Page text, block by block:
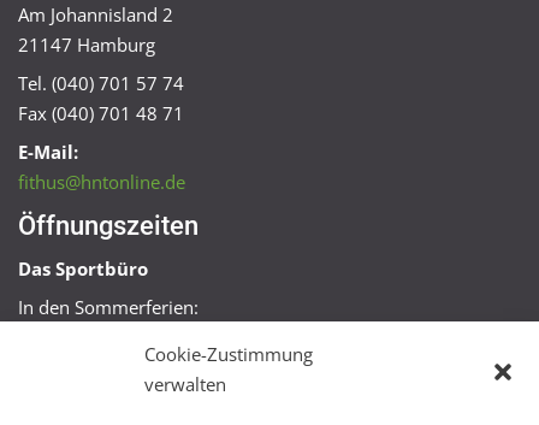
Cookie-Zustimmung
verwalten
Am Johannisland 2
21147 Hamburg
Tel. (040) 701 57 74
Fax (040) 701 48 71
E-Mail:
fithus@hntonline.de
Öffnungszeiten
Das Sportbüro
In den Sommerferien:
Mo + Mi 16:00 – 18:00 Uhr